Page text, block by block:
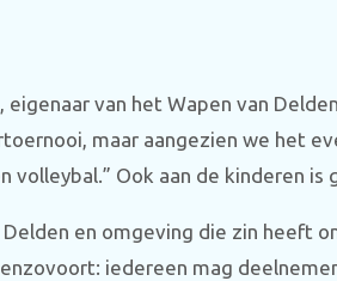
eigenaar van het Wapen van
maar aangezien we het
volleybal.” Ook aan de kinderen
en omgeving die zin heeft
iedereen mag